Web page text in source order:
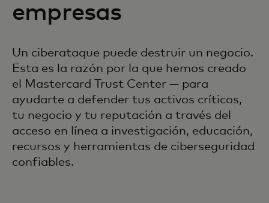
empresas
Un ciberataque puede destruir un negocio.
Esta es la razón por la que hemos creado
el Mastercard Trust Center — para
ayudarte a defender tus activos críticos,
tu negocio y tu reputación a través del
acceso en línea a investigación, educación,
recursos y herramientas de ciberseguridad
confiables.